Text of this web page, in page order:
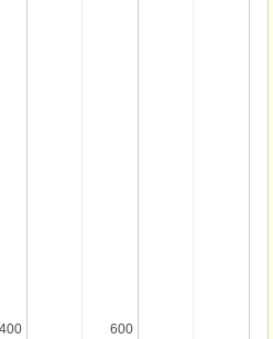
400
400 600
600